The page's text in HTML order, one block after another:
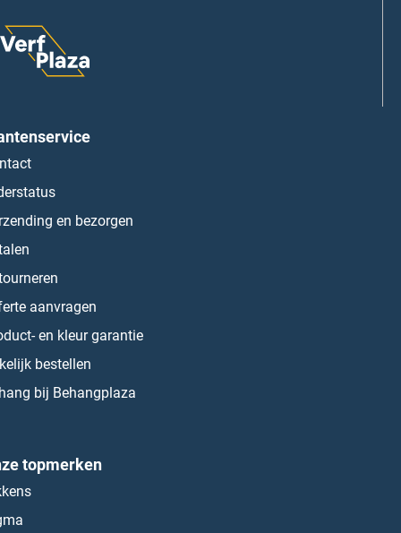
en bezorgen
aanvragen
en kleur garantie
bestellen
bij Behangplaza
topmerken